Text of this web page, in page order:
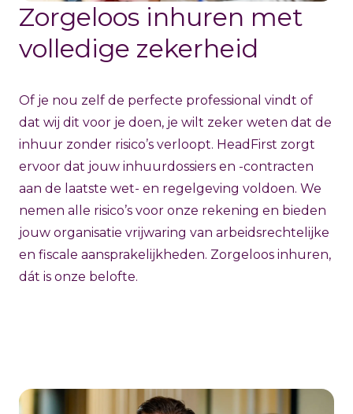
Zorgeloos inhuren met
volledige zekerheid
Of je nou zelf de perfecte professional vindt of
dat wij dit voor je doen, je wilt zeker weten dat de
inhuur zonder risico’s verloopt. HeadFirst zorgt
ervoor dat jouw inhuurdossiers en -contracten
aan de laatste wet- en regelgeving voldoen. We
nemen alle risico’s voor onze rekening en bieden
jouw organisatie vrijwaring van arbeidsrechtelijke
en fiscale aansprakelijkheden. Zorgeloos inhuren,
dát is onze belofte.